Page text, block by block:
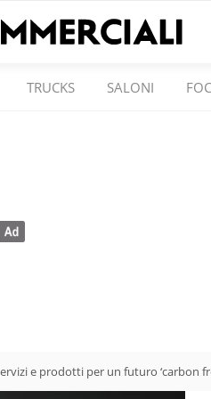
TRUCKS SALONI
e prodotti per un futuro ‘carbon